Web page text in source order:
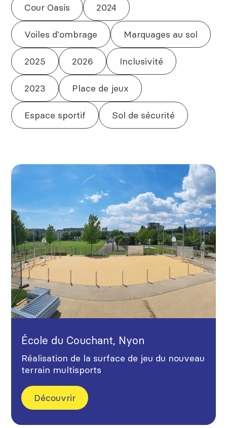
Cour Oasis 2024
Voiles d'ombrage Marquages au sol
2025 2026 Inclusivité
2023 Place de jeux
Espace sportif Sol de sécurité
École du Couchant, Nyon
Réalisation de la surface de jeu du nouveau
terrain multisports
Découvrir